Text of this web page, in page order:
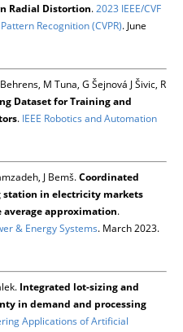
Radial Distortion.2023 IEEE/CVF
Recognition (CVPR). June
M Tuna, G Šejnová J Šivic, R
Dataset for Training and
. IEEE Robotics and Automation
J Bemš.Coordinated
in electricity markets
approximation.
& Energy Systems. March 2023.
Integrated lot-sizing and
in demand and processing
Applications of Artificial